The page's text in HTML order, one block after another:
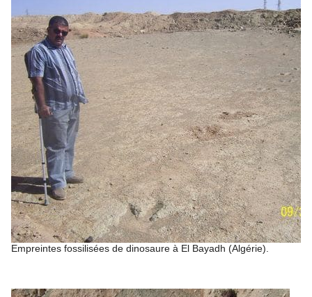
Empreintes fossilisées de dinosaure à El Bayadh (Algérie).